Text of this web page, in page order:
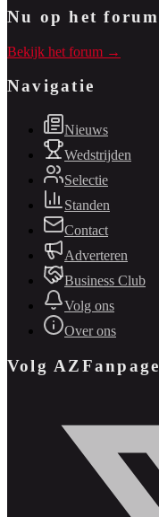
Nu op het forum
Bekijk het forum →
Navigatie
Nieuws
Wedstrijden
Selectie
Standen
Contact
Adverteren
Business Club
Volg ons
Over ons
Volg AZFanpage